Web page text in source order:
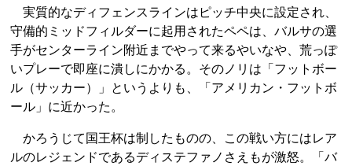
実質的なディフェンスラインはピッチ中央に設定され、
守備的ミッドフィルダーに起用されたペペは、バルサの選
手がセンターライン附近までやって来るやいなや、荒っぽ
いプレーで即座に潰しにかかる。そのノリは「フットボー
ル（サッカー）」というよりも、「アメリカン・フットボ
ール」に近かった。
かろうじて国王杯は制したものの、この戦い方にはレア
ルのレジェンドであるディステファノさえもが激怒。「バ